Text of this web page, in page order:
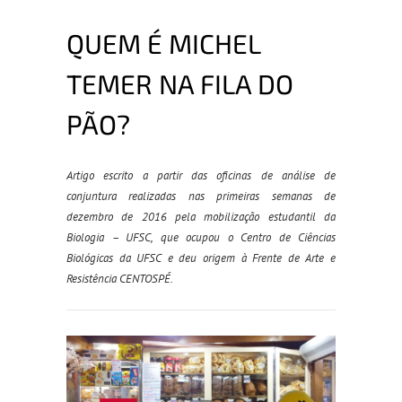
QUEM É MICHEL
TEMER NA FILA DO
PÃO?
Artigo escrito a partir das oficinas de análise de
conjuntura realizadas nas primeiras semanas de
dezembro de 2016 pela mobilização estudantil da
Biologia – UFSC, que ocupou o Centro de Ciências
Biológicas da UFSC e deu origem à Frente de Arte e
Resistência CENTOSPÉ.